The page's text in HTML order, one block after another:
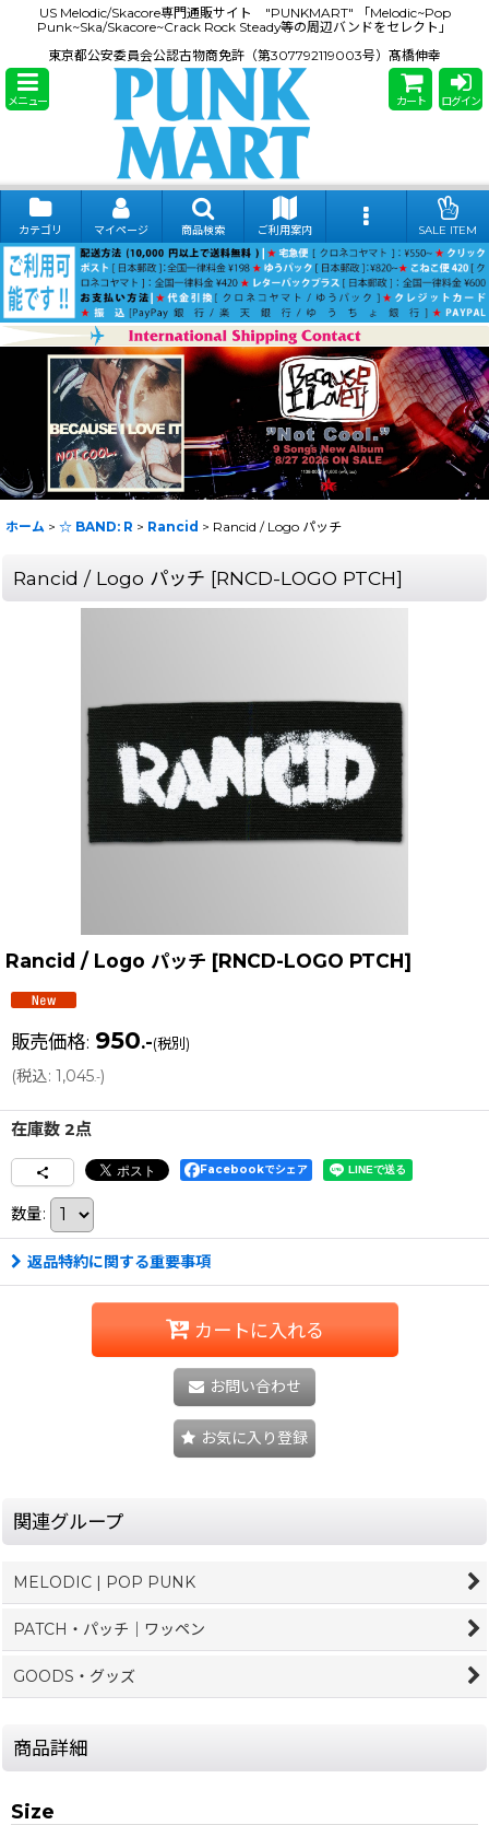
US Melodic/Skacore専門通販サイト "PUNKMART" 「Melodic~Pop
Punk~Ska/Skacore~Crack Rock Steady等の周辺バンドをセレクト」
東京都公安委員会公認古物商免許（第307792119003号）髙橋伸幸
メニュー カート ログイン
カテゴリ マイページ 商品検索 ご利用案内 SALE ITEM
ホーム > ☆ BAND: R > Rancid > Rancid / Logo パッチ
Rancid / Logo パッチ [RNCD-LOGO PTCH]
Rancid / Logo パッチ [RNCD-LOGO PTCH]
販売価格: 950.-(税別)
(税込: 1,045.-)
在庫数 2点
Facebookでシェア
数量:
返品特約に関する重要事項
カートに入れる
お問い合わせ
お気に入り登録
関連グループ
MELODIC | POP PUNK
PATCH・パッチ｜ワッペン
GOODS・グッズ
商品詳細
Size